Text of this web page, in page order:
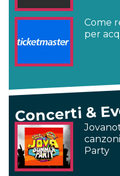
Come
per
Concerti &
Party